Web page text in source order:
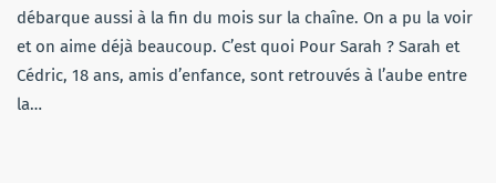
débarque aussi à la fin du mois sur la chaîne. On a pu la voir
et on aime déjà beaucoup. C’est quoi Pour Sarah ? Sarah et
Cédric, 18 ans, amis d’enfance, sont retrouvés à l’aube entre
la…